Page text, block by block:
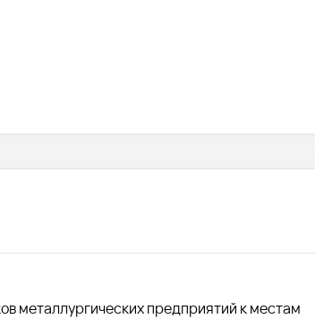
металлургических предприятий к местам